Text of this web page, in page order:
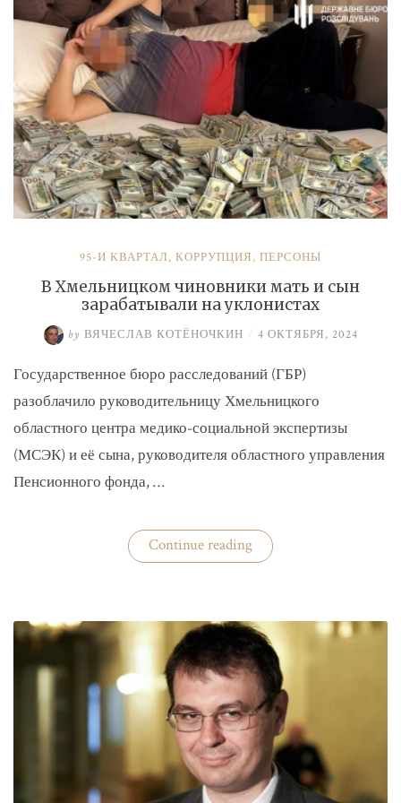
Умерова»
95-Й КВАРТАЛ, КОРРУПЦИЯ, ПЕРСОНЫ
В Хмельницком чиновники мать и сын
зарабатывали на уклонистах
by ВЯЧЕСЛАВ КОТЁНОЧКИН / 4 ОКТЯБРЯ, 2024
Государственное бюро расследований (ГБР)
разоблачило руководительницу Хмельницкого
областного центра медико-социальной экспертизы
(МСЭК) и её сына, руководителя областного управления
Пенсионного фонда, …
Continue reading«В
Хмельницком
сын
зарабатывали
на
уклонистах»